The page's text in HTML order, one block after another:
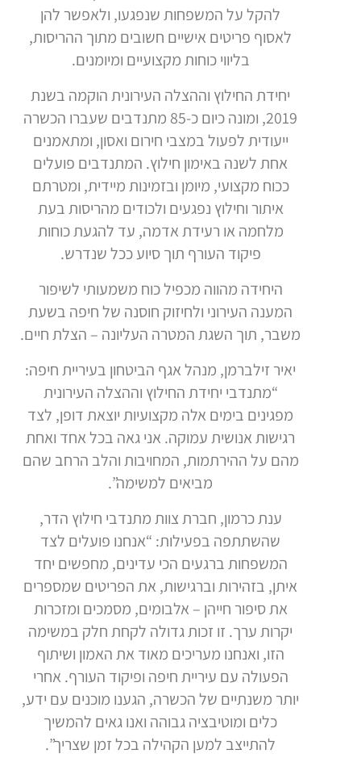
להקל על המשפחות שנפגעו, ולאפשר להן
לאסוף פריטים אישיים חשובים מתוך ההריסות,
בליווי כוחות מקצועיים ומיומנים.
יחידת החילוץ וההצלה העירונית הוקמה בשנת
2019, ומונה כיום כ-85 מתנדבים שעברו הכשרה
ייעודית לפעול במצבי חירום ואסון, ומתאמנים
אחת לשנה באימון חילוץ. המתנדבים פועלים
ככוח מקצועי, מיומן ובזמינות מיידית, ומטרתם
איתור וחילוץ נפגעים ולכודים מהריסות בעת
מלחמה או רעידת אדמה, עד להגעת כוחות
פיקוד העורף תוך סיוע ככל שנדרש.
היחידה מהווה מכפיל כוח משמעותי לשיפור
המענה העירוני ולחיזוק חוסנה של חיפה בשעת
משבר, תוך השגת המטרה העליונה – הצלת חיים.
יאיר זילברמן, מנהל אגף הביטחון בעיריית חיפה:
“מתנדבי יחידת החילוץ וההצלה העירונית
מפגינים בימים אלה מקצועיות יוצאת דופן, לצד
רגישות אנושית עמוקה. אני גאה בכל אחד ואחת
מהם על ההירתמות, המחויבות והלב הרחב שהם
מביאים למשימה”.
ענת כרמון, חברת צוות מתנדבי חילוץ הדר,
שהשתתפה בפעילות: “אנחנו פועלים לצד
המשפחות ברגעים הכי עדינים, מחפשים יחד
איתן, בזהירות וברגישות, את הפריטים שמספרים
את סיפור חייהן – אלבומים, מסמכים ומזכרות
יקרות ערך. זו זכות גדולה לקחת חלק במשימה
הזו, ואנחנו מעריכים מאוד את האמון ושיתוף
הפעולה עם עיריית חיפה ופיקוד העורף. אחרי
יותר משנתיים של הכשרה, הגענו מוכנים עם ידע,
כלים ומוטיבציה גבוהה ואנו גאים להמשיך
להתייצב למען הקהילה בכל זמן שצריך”.